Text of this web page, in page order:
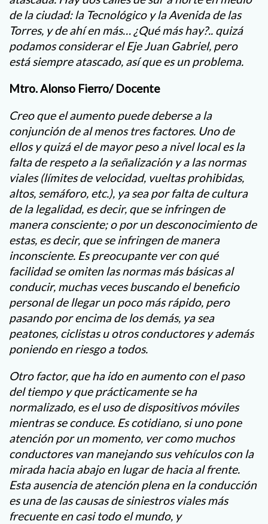
de la ciudad: la Tecnológico y la Avenida de las
Torres, y de ahí en más… ¿Qué más hay?.. quizá
podamos considerar el Eje Juan Gabriel, pero
está siempre atascado, así que es un problema.
Mtro. Alonso Fierro/ Docente
Creo que el aumento puede deberse a la
conjunción de al menos tres factores. Uno de
ellos y quizá el de mayor peso a nivel local es la
falta de respeto a la señalización y a las normas
viales (límites de velocidad, vueltas prohibidas,
altos, semáforo, etc.), ya sea por falta de cultura
de la legalidad, es decir, que se infringen de
manera consciente; o por un desconocimiento de
estas, es decir, que se infringen de manera
inconsciente. Es preocupante ver con qué
facilidad se omiten las normas más básicas al
conducir, muchas veces buscando el beneficio
personal de llegar un poco más rápido, pero
pasando por encima de los demás, ya sea
peatones, ciclistas u otros conductores y además
poniendo en riesgo a todos.
Otro factor, que ha ido en aumento con el paso
del tiempo y que prácticamente se ha
normalizado, es el uso de dispositivos móviles
mientras se conduce. Es cotidiano, si uno pone
atención por un momento, ver como muchos
conductores van manejando sus vehículos con la
mirada hacia abajo en lugar de hacia al frente.
Esta ausencia de atención plena en la conducción
es una de las causas de siniestros viales más
frecuente en casi todo el mundo, y